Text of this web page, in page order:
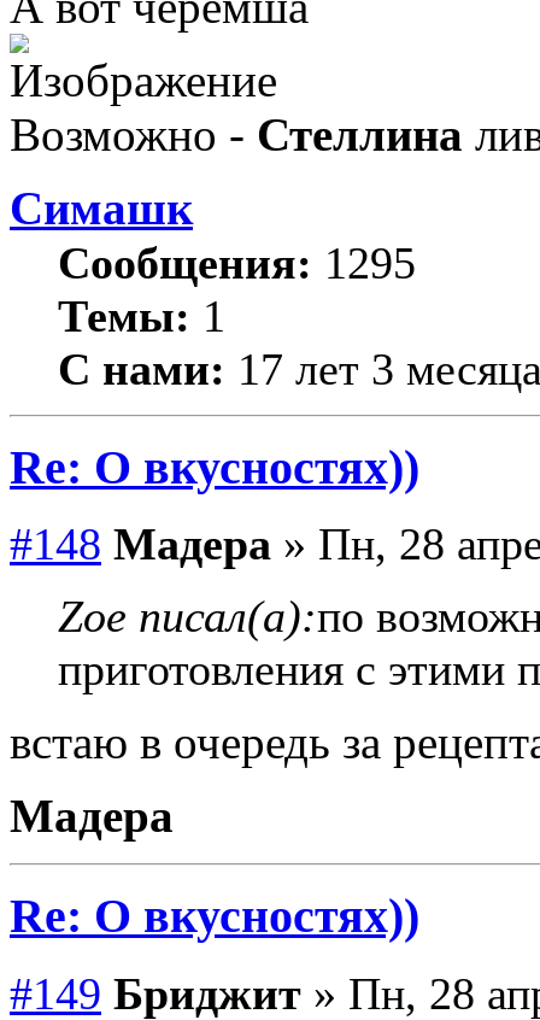
Возможно - Стеллина
Симашк
Сообщения: 1295
Темы: 1
С нами: 17 лет 3
Re: О вкусностях))
#148 Мадера » Пн, 28
Zoe писал(а):по
приготовления с этими
встаю в очередь за
Мадера
Re: О вкусностях))
#149 Бриджит » Пн, 28